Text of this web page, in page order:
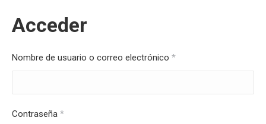
Acceder
Nombre de usuario o correo electrónico *Obligatorio
Contraseña *Obligatorio